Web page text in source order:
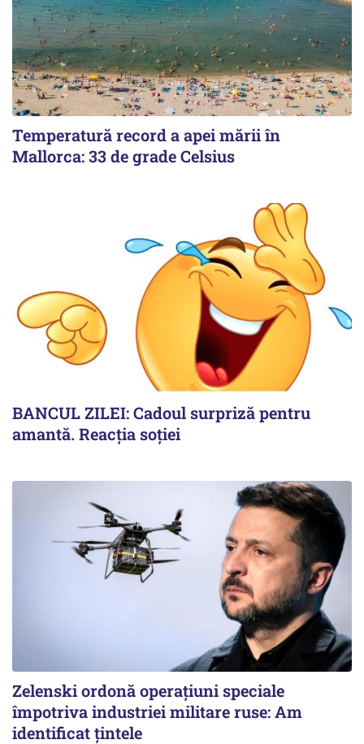
Temperatură record a apei mării în
Mallorca: 33 de grade Celsius
BANCUL ZILEI: Cadoul surpriză pentru
amantă. Reacția soției
Zelenski ordonă operațiuni speciale
împotriva industriei militare ruse: Am
identificat țintele